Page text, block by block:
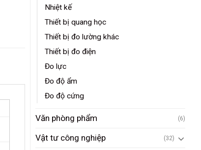
Nhiệt kế
Thiết bị quang học
Thiết bị đo lường khác
Thiết bị đo điện
Đo lực
Đo độ ẩm
Đo độ cứng
Văn phòng phẩm (6)
Vật tư công nghiệp (32)